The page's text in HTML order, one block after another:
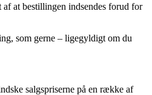
at bestillingen indsendes forud for
som gerne – ligegyldigt om du
salgspriserne på en række af